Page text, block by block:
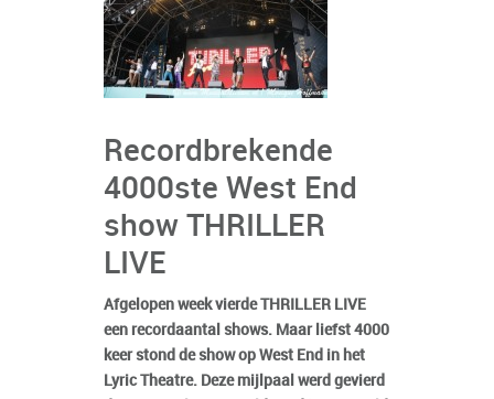
Recordbrekende
4000ste West End
show THRILLER
LIVE
Afgelopen week vierde THRILLER LIVE
een recordaantal shows. Maar liefst 4000
keer stond de show op West End in het
Lyric Theatre. Deze mijlpaal werd gevierd